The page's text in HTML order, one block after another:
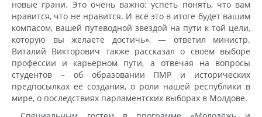
новые грани. Это очень важно: успеть понять, что вам
нравится, что не нравится. И всё это в итоге будет вашим
компасом, вашей путеводной звездой на пути к той цели,
которую вы желаете достичь», — ответил министр.
Виталий Викторович также рассказал о своем выборе
профессии и карьерном пути, а отвечая на вопросы
студентов – об образовании ПМР и исторических
предпосылках её создания, о роли нашей республики в
мире, о последствиях парламентских выборах в Молдове.